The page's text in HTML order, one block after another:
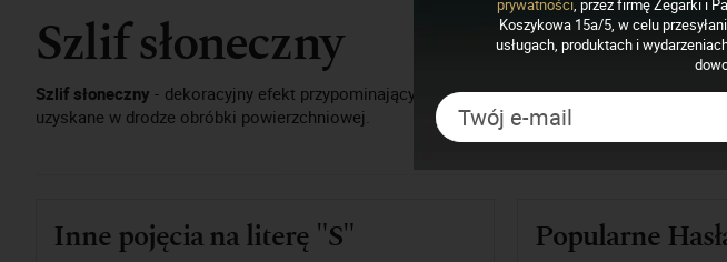
Szlif słoneczny
Szlif słoneczny - dekoracyjny efekt przypominający promienie słoneczne rozchodzące się
uzyskane w drodze obróbki powierzchniowej.
Inne pojęcia na literę "S" Popularne
prywatności, przez firmę Zegarki i
Koszykowa 15a/5, w celu
usługach, produktach i